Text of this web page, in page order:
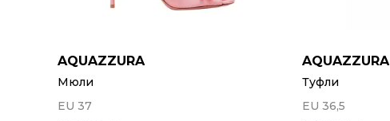
AQUAZZURA
Мюли
EU 37
AQUAZZURA
Туфли
EU 36,5